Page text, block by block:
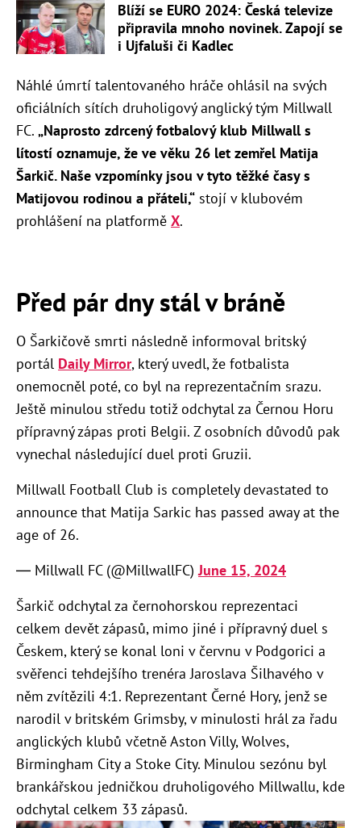
Blíží se EURO 2024: Česká televize
připravila mnoho novinek. Zapojí se
i Ujfaluši či Kadlec
Náhlé úmrtí talentovaného hráče ohlásil na svých
oficiálních sítích druholigový anglický tým Millwall
FC. „Naprosto zdrcený fotbalový klub Millwall s
lítostí oznamuje, že ve věku 26 let zemřel Matija
Šarkič. Naše vzpomínky jsou v tyto těžké časy s
Matijovou rodinou a přáteli,“ stojí v klubovém
prohlášení na platformě X.
Před pár dny stál v bráně
O Šarkičově smrti následně informoval britský
portál Daily Mirror, který uvedl, že fotbalista
onemocněl poté, co byl na reprezentačním srazu.
Ještě minulou středu totiž odchytal za Černou Horu
přípravný zápas proti Belgii. Z osobních důvodů pak
vynechal následující duel proti Gruzii.
Millwall Football Club is completely devastated to
announce that Matija Sarkic has passed away at the
age of 26.
— Millwall FC (@MillwallFC)June 15, 2024
Šarkič odchytal za černohorskou reprezentaci
celkem devět zápasů, mimo jiné i přípravný duel s
Českem, který se konal loni v červnu v Podgorici a
svěřenci tehdejšího trenéra Jaroslava Šilhavého v
něm zvítězili 4:1. Reprezentant Černé Hory, jenž se
narodil v britském Grimsby, v minulosti hrál za řadu
anglických klubů včetně Aston Villy, Wolves,
Birmingham City a Stoke City. Minulou sezónu byl
brankářskou jedničkou druholigového Millwallu, kde
odchytal celkem 33 zápasů.